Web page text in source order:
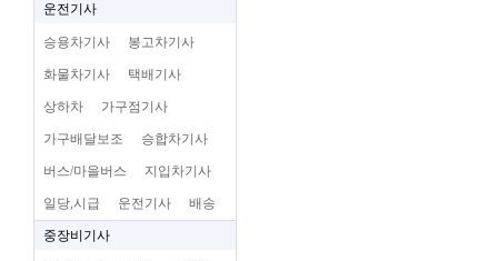
운전기사
승용차기사 봉고차기사
화물차기사 택배기사
상하차 가구점기사
가구배달보조 승합차기사
버스/마을버스 지입차기사
일당,시급 운전기사 배송
중장비기사